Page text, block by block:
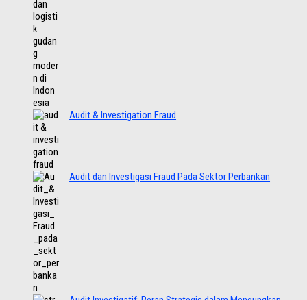
Audit & Investigation Fraud
Audit dan Investigasi Fraud Pada Sektor Perbankan